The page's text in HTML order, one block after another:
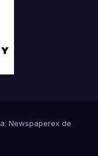
Newspaperex de